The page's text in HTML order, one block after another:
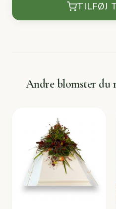
TILFØJ
Andre blomster du